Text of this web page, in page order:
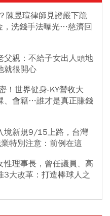
陳昱瑄律師見證嚴下跪
洗錢手法曝光…慈濟回
父親：不給子女出人頭地
就很開心
！世界健身-KY營收大
、會籍…誰才是真正賺錢
境新規9/15上路，台灣
特別注意：前例在這
性理事長，曾任議員、高
大改革：打造棒球人之